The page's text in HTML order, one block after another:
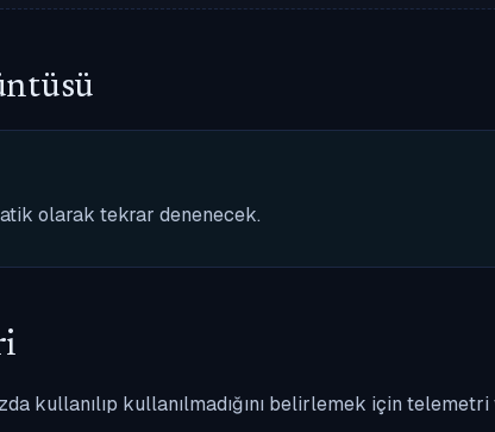
olarak tekrar denenecek.
kullanılıp kullanılmadığını belirlemek için